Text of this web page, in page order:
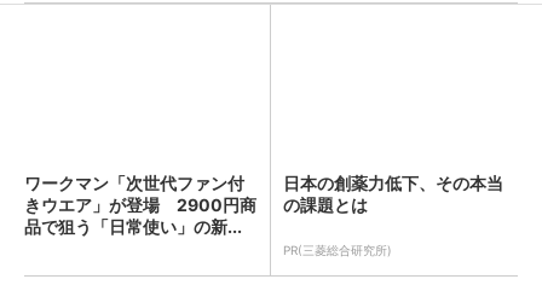
ワークマン「次世代ファン付
きウエア」が登場 2900円商
品で狙う「日常使い」の新...
日本の創薬力低下、その本当
の課題とは
PR(三菱総合研究所)